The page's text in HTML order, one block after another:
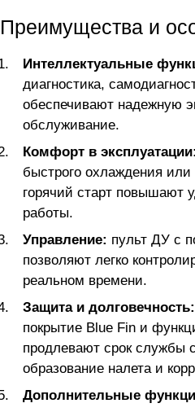
Преимущества и
Интеллектуальные
диагностика,
обеспечивают надежную
обслуживание.
Комфорт в эксплуатации:
быстрого охлаждения или
горячий старт повышают
работы.
Управление: пульт ДУ с
позволяют легко
реальном времени.
Защита и долговечность:
покрытие Blue Fin и
продлевают срок службы
образование налета и
Дополнительные